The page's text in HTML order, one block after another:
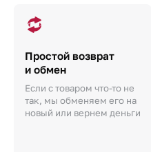
Простой возврат
и обмен
Если с товаром что-то не
так, мы обменяем его на
новый или вернем деньги